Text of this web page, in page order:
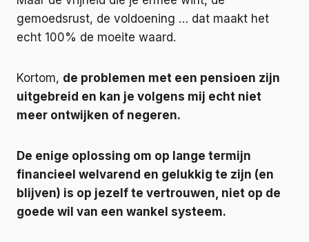
gemoedsrust, de voldoening … dat maakt het
echt 100% de moeite waard.
Kortom, de problemen met een pensioen zijn
uitgebreid en kan je volgens mij echt niet
meer ontwijken of negeren.
De enige oplossing om op lange termijn
financieel welvarend en gelukkig te zijn (en
blijven) is op jezelf te vertrouwen, niet op de
goede wil van een wankel systeem.